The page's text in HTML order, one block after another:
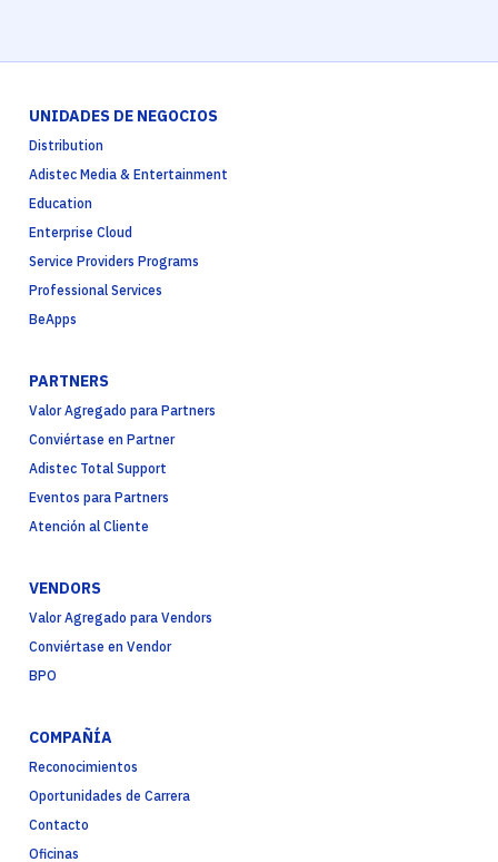
UNIDADES DE NEGOCIOS
Distribution
Adistec Media & Entertainment
Education
Enterprise Cloud
Service Providers Programs
Professional Services
BeApps
PARTNERS
Valor Agregado para Partners
Conviértase en Partner
Adistec Total Support
Eventos para Partners
Atención al Cliente
VENDORS
Valor Agregado para Vendors
Conviértase en Vendor
BPO
COMPAÑÍA
Reconocimientos
Oportunidades de Carrera
Contacto
Oficinas